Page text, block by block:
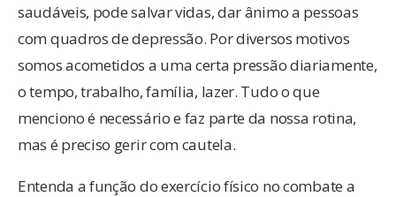
saudáveis, pode salvar vidas, dar ânimo a pessoas
com quadros de depressão. Por diversos motivos
somos acometidos a uma certa pressão diariamente,
o tempo, trabalho, família, lazer. Tudo o que
menciono é necessário e faz parte da nossa rotina,
mas é preciso gerir com cautela.
Entenda a função do exercício físico no combate a